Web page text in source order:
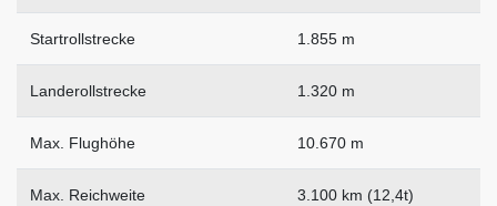
Startrollstrecke 1.855 m
Landerollstrecke 1.320 m
Max. Flughöhe 10.670 m
Max. Reichweite 3.100 km (12,4t)